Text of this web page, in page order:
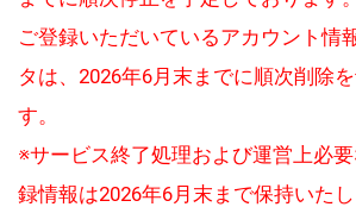
ご登録いただいているアカウント情
タは、2026年6月末までに順次削除
す。
※サービス終了処理および運営上必
録情報は2026年6月末まで保持いた